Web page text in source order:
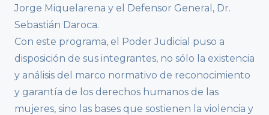
Jorge Miquelarena y el Defensor General, Dr.
Sebastián Daroca.
Con este programa, el Poder Judicial puso a
disposición de sus integrantes, no sólo la existencia
y análisis del marco normativo de reconocimiento
y garantía de los derechos humanos de las
mujeres, sino las bases que sostienen la violencia y